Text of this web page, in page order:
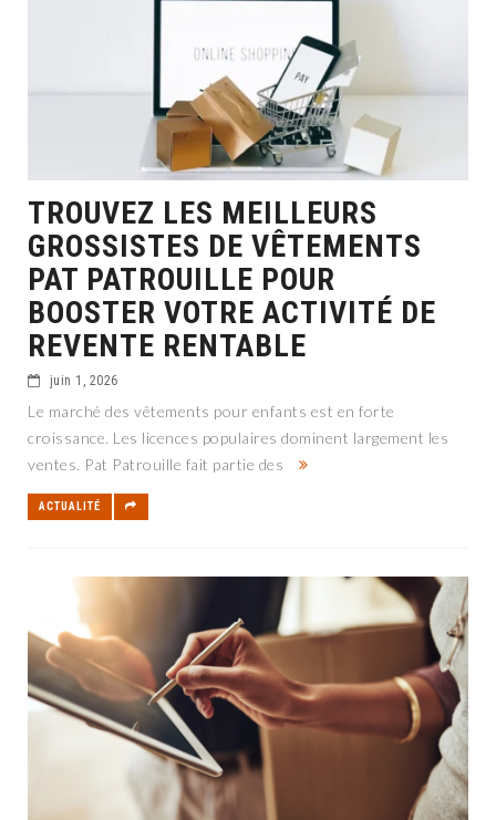
TROUVEZ LES MEILLEURS
GROSSISTES DE VÊTEMENTS
PAT PATROUILLE POUR
BOOSTER VOTRE ACTIVITÉ DE
REVENTE RENTABLE
juin 1, 2026
Le marché des vêtements pour enfants est en forte
croissance. Les licences populaires dominent largement les
ventes. Pat Patrouille fait partie des
ACTUALITÉ